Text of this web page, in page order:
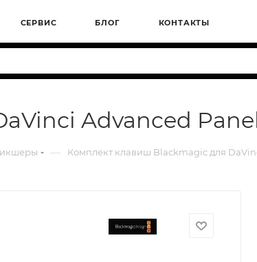
СЕРВИС БЛОГ КОНТАКТЫ
Advanced
— Комплект клавиш Blackmagic для